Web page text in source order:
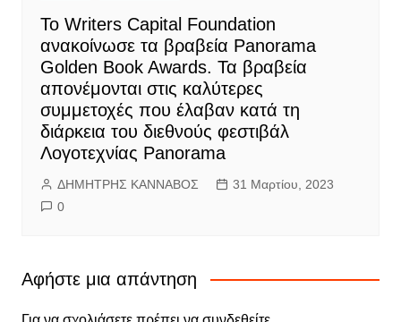
Το Writers Capital Foundation
ανακοίνωσε τα βραβεία Panorama
Golden Book Awards. Τα βραβεία
απονέμονται στις καλύτερες
συμμετοχές που έλαβαν κατά τη
διάρκεια του διεθνούς φεστιβάλ
Λογοτεχνίας Panorama
ΔΗΜΗΤΡΗΣ ΚΑΝΝΑΒΟΣ
31 Μαρτίου, 2023
0
Αφήστε μια απάντηση